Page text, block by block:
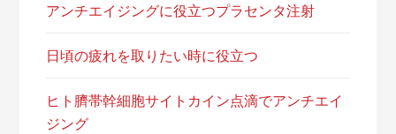
アンチエイジングに役立つプラセンタ注射
日頃の疲れを取りたい時に役立つ
ヒト臍帯幹細胞サイトカイン点滴でアンチエイ
ジング